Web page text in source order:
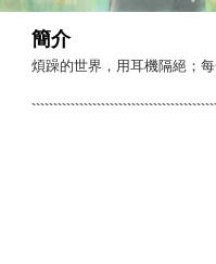
簡介
煩躁的世界，用耳機隔絕；